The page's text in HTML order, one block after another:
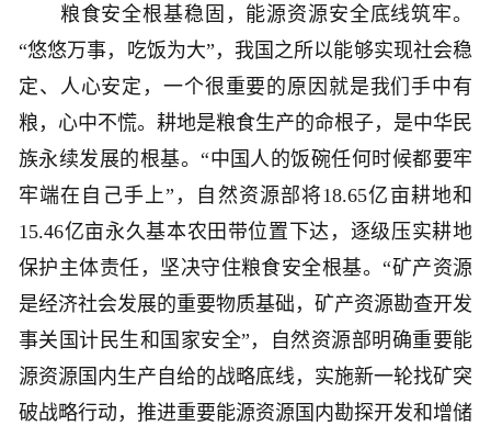
粮食安全根基稳固，能源资源安全底线筑牢。
“悠悠万事，吃饭为大”，我国之所以能够实现社会稳
定、人心安定，一个很重要的原因就是我们手中有
粮，心中不慌。耕地是粮食生产的命根子，是中华民
族永续发展的根基。“中国人的饭碗任何时候都要牢
牢端在自己手上”，自然资源部将18.65亿亩耕地和
15.46亿亩永久基本农田带位置下达，逐级压实耕地
保护主体责任，坚决守住粮食安全根基。“矿产资源
是经济社会发展的重要物质基础，矿产资源勘查开发
事关国计民生和国家安全”，自然资源部明确重要能
源资源国内生产自给的战略底线，实施新一轮找矿突
破战略行动，推进重要能源资源国内勘探开发和增储